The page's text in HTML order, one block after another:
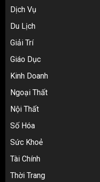
Dịch Vụ
Du Lịch
Giải Trí
Giáo Dục
Kinh Doanh
Ngoại Thất
Nội Thất
Số Hóa
Sức Khoẻ
Tài Chính
Thời Trang
3